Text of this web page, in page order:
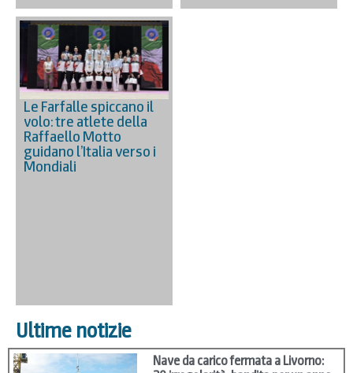
Le Farfalle spiccano il
volo: tre atlete della
Raffaello Motto
guidano l’Italia verso i
Mondiali
Ultime notizie
Nave da carico fermata a Livorno: